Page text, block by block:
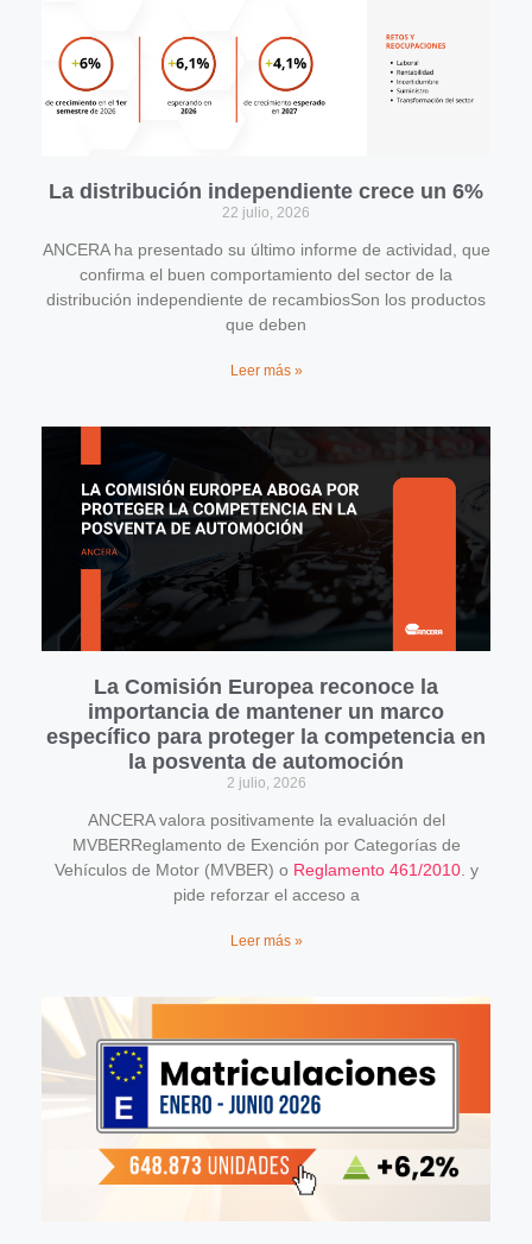
La distribución independiente crece un 6%
22 julio, 2026
ANCERA ha presentado su último informe de actividad, que
confirma el buen comportamiento del sector de la
distribución independiente de recambiosSon los productos
que deben
Leer más »
La Comisión Europea reconoce la
importancia de mantener un marco
específico para proteger la competencia en
la posventa de automoción
2 julio, 2026
ANCERA valora positivamente la evaluación del
MVBERReglamento de Exención por Categorías de
Vehículos de Motor (MVBER) o Reglamento 461/2010. y
pide reforzar el acceso a
Leer más »